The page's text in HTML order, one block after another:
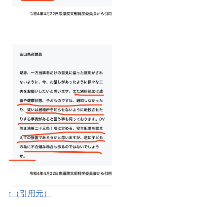
↑（引用元）